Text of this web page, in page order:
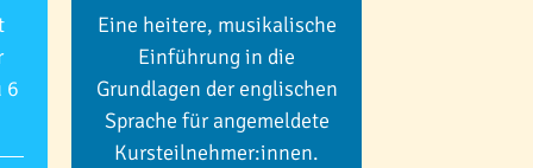
6
Eine heitere, musikalische
Einführung in die
Grundlagen der englischen
Sprache für angemeldete
Kursteilnehmer:innen.